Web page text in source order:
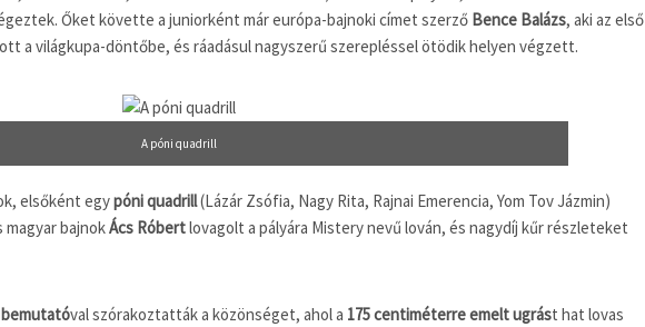
Őket követte a juniorként már európa-bajnoki címet szerző Bence Balázs, aki az első
a világkupa-döntőbe, és ráadásul nagyszerű szerepléssel ötödik helyen végzett.
A póni quadrill
elsőként egypóni quadrill(Lázár Zsófia, Nagy Rita, Rajnai Emerencia, Yom Tov Jázmin)
bajnokÁcs Róbertlovagolt a pályára Mistery nevű lován, és nagydíj kűr részleteket
val szórakoztatták a közönséget, ahol a 175 centiméterre emelt ugrást hat lovas